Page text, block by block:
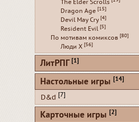
The Elder Scrolls
Dragon Age [15]
Devil May Cry [4]
Resident Evil [5]
По мотивам комиксов [80]
Люди Х [56]
ЛитРПГ [1]
Настольные игры [14]
D&d [7]
Карточные игры [2]